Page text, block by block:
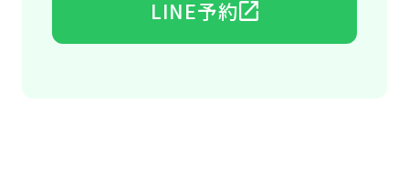
LINE予約